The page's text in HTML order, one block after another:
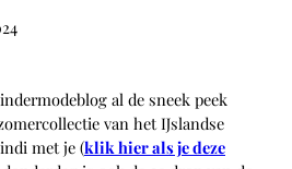
al de sneek peek
van het IJslandse
met je (klik hier als je deze